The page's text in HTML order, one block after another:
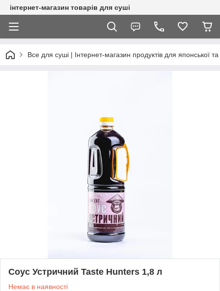
інтернет-магазин товарів для суші
Все для суші | Інтернет-магазин продуктів для японської та
Соус Устричний Taste Hunters 1,8 л
Немає в наявності